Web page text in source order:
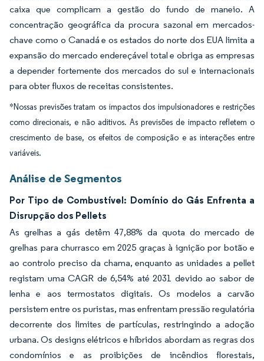
caixa que complicam a gestão do fundo de maneio. A
concentração geográfica da procura sazonal em mercados-
chave como o Canadá e os estados do norte dos EUA limita a
expansão do mercado endereçável total e obriga as empresas
a depender fortemente dos mercados do sul e internacionais
para obter fluxos de receitas consistentes.
*Nossas previsões tratam os impactos dos impulsionadores e restrições
como direcionais, e não aditivos. As previsões de impacto refletem o
crescimento de base, os efeitos de composição e as interações entre
variáveis.
Análise de Segmentos
Por Tipo de Combustível: Domínio do Gás Enfrenta a
Disrupção dos Pellets
As grelhas a gás detêm 47,88% da quota do mercado de
grelhas para churrasco em 2025 graças à ignição por botão e
ao controlo preciso da chama, enquanto as unidades a pellet
registam uma CAGR de 6,54% até 2031 devido ao sabor de
lenha e aos termostatos digitais. Os modelos a carvão
persistem entre os puristas, mas enfrentam pressão regulatória
decorrente dos limites de partículas, restringindo a adoção
urbana. Os designs elétricos e híbridos abordam as regras dos
condomínios e as proibições de incêndios florestais,